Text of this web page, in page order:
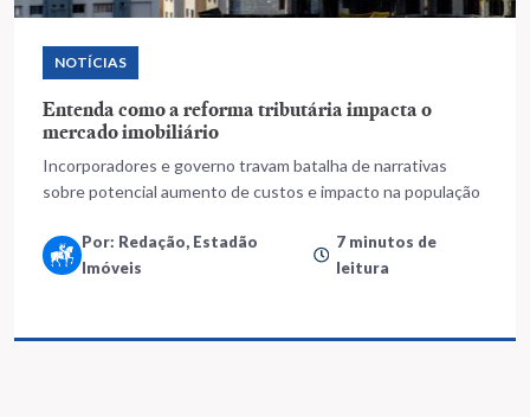
NOTÍCIAS
Entenda como a reforma tributária impacta o
mercado imobiliário
Incorporadores e governo travam batalha de narrativas
sobre potencial aumento de custos e impacto na população
Por: Redação, Estadão
Imóveis
7 minutos de
leitura